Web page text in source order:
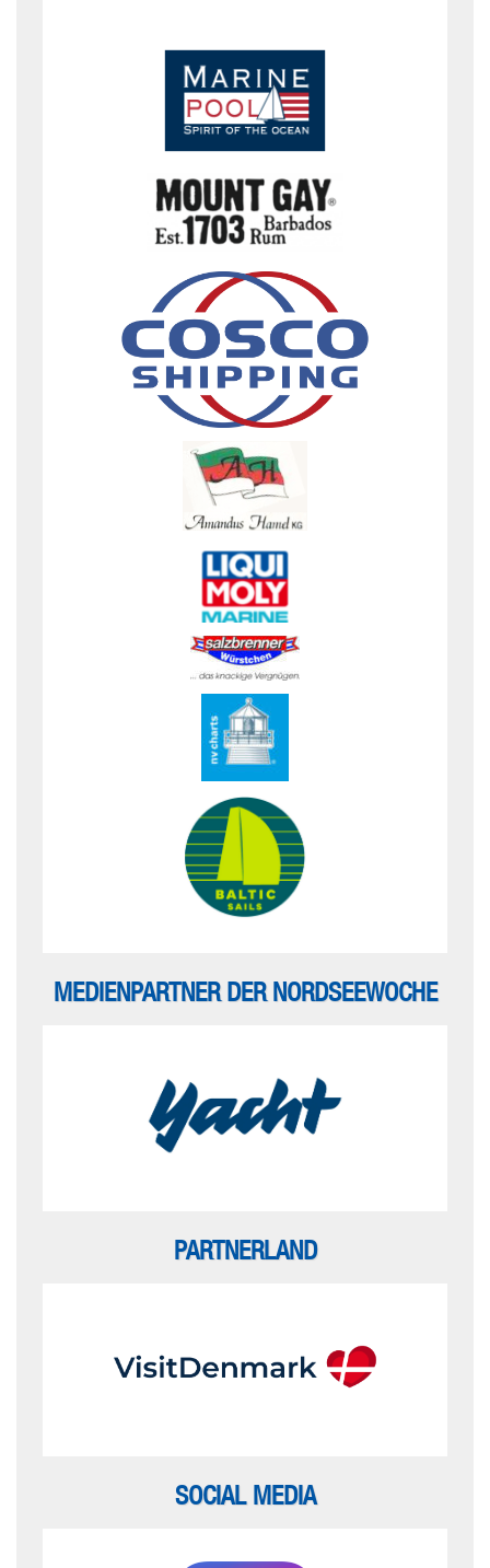
MEDIENPARTNER DER NORDSEEWOCHE
PARTNERLAND
SOCIAL MEDIA